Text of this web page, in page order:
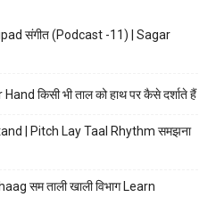
संगीत (Podcast -11) | Sagar
किसी भी ताल को हाथ पर कैसे दर्शाते हैं
| Pitch Lay Taal Rhythm समझना
सम ताली खाली विभाग Learn